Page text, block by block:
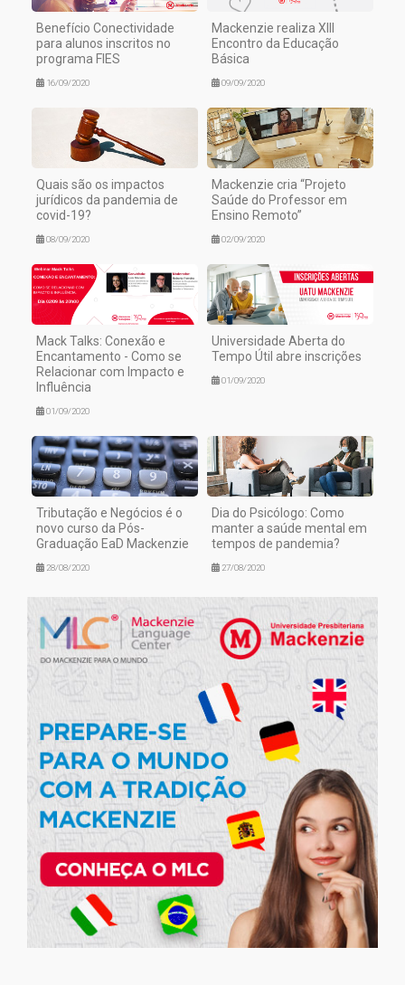
Benefício Conectividade
para alunos inscritos no
programa FIES
16/09/2020
Mackenzie realiza XIII
Encontro da Educação
Básica
09/09/2020
Quais são os impactos
jurídicos da pandemia de
covid-19?
08/09/2020
Mackenzie cria “Projeto
Saúde do Professor em
Ensino Remoto”
02/09/2020
Mack Talks: Conexão e
Encantamento - Como se
Relacionar com Impacto e
Influência
01/09/2020
Universidade Aberta do
Tempo Útil abre inscrições
01/09/2020
Tributação e Negócios é o
novo curso da Pós-
Graduação EaD Mackenzie
28/08/2020
Dia do Psicólogo: Como
manter a saúde mental em
tempos de pandemia?
27/08/2020